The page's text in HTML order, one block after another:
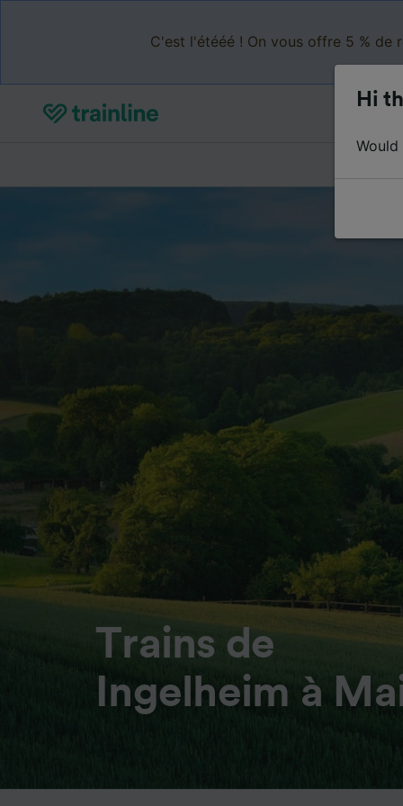
C'est l'étééé ! On vous offre 5 %
Trains de
Ingelheim à
Hi